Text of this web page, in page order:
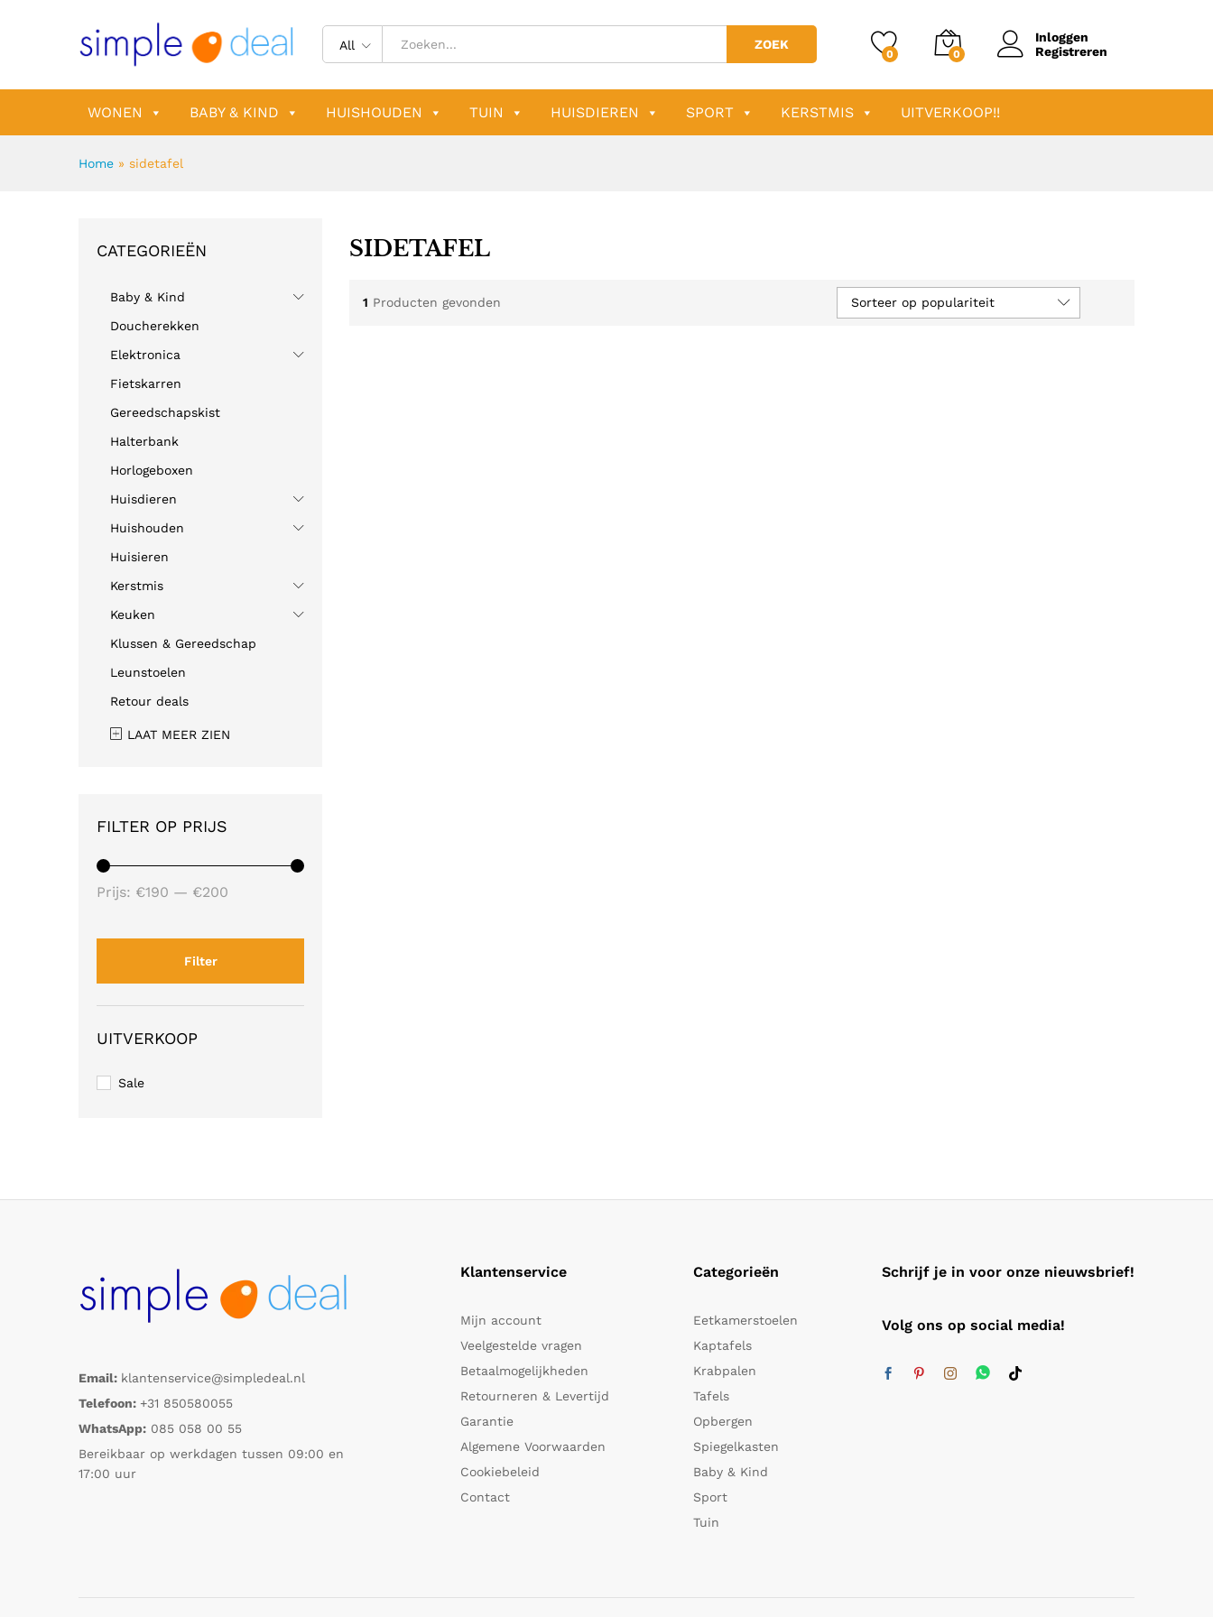
All ZOEK
0 0
Inloggen
Registreren
WONEN BABY & KIND HUISHOUDEN TUIN HUISDIEREN SPORT KERSTMIS UITVERKOOP!!
Home » sidetafel
SIDETAFEL
1 Producten gevonden Sorteer op populariteit
CATEGORIEËN
Baby & Kind
Doucherekken
Elektronica
Fietskarren
Gereedschapskist
Halterbank
Horlogeboxen
Huisdieren
Huishouden
Huisieren
Kerstmis
Keuken
Klussen & Gereedschap
Leunstoelen
Retour deals
LAAT MEER ZIEN
FILTER OP PRIJS
Filter
Prijs: €190 — €200
UITVERKOOP
Sale
Email: klantenservice@simpledeal.nl
Telefoon: +31 850580055
WhatsApp: 085 058 00 55
Bereikbaar op werkdagen tussen 09:00 en
17:00 uur
Klantenservice
Mijn account
Veelgestelde vragen
Betaalmogelijkheden
Retourneren & Levertijd
Garantie
Algemene Voorwaarden
Cookiebeleid
Contact
Categorieën
Eetkamerstoelen
Kaptafels
Krabpalen
Tafels
Opbergen
Spiegelkasten
Baby & Kind
Sport
Tuin
Schrijf je in voor onze nieuwsbrief!
Volg ons op social media!